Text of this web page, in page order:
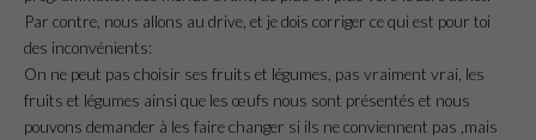
Par contre, nous allons au drive, et je dois corriger ce qui est pour toi
des inconvénients:
On ne peut pas choisir ses fruits et légumes, pas vraiment vrai, les
fruits et légumes ainsi que les œufs nous sont présentés et nous
pouvons demander à les faire changer si ils ne conviennent pas ,mais